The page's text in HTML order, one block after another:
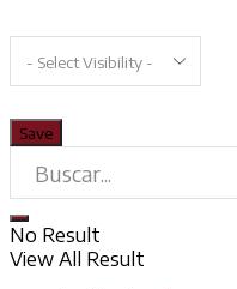
No Result
View All Result